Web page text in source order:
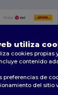
Todos los
utiliza
cookies
contenido
preferencias de
del sitio